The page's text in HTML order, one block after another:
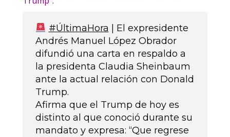
#ÚltimaHora | El expresidente
Andrés Manuel López Obrador
difundió una carta en respaldo a
la presidenta Claudia Sheinbaum
ante la actual relación con Donald
Trump.
Afirma que el Trump de hoy es
distinto al que conoció durante su
mandato y expresa: “Que regrese